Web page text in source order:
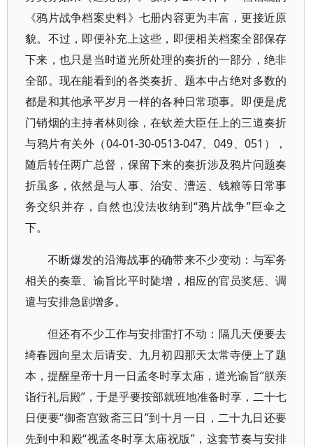
《鸦片战争档案史料》七册内容更为丰富，更接近原
貌。不过，即便补充上这些，即便相关档案全部保存
下来，也只是当时道光所处理的奏折的一部分，绝非
全部。现在能看到的各类奏折、题本中占绝对多数的
都是和其他承平岁月一样的各种日常琐事。即便是虎
门销烟的主持者林则徐，在钦差大臣任上的三道奏折
与鸦片有关外（04-01-30-0513-047、049、051），
随后转任两广总督，保留下来的奏折涉及鸦片问题奏
折虽多，依然是与人事、治安、漕运、钱粮等日常事
务交织并存，自然也没法收纳到“鸦片战争”巨伞之
下。
不断爆发的沿海战事的确带来不少变动：与军务
相关的奏章、谕旨比平时陡增，相应的官员奖惩、调
遣与安排急剧增多。
但还有不少工作与安排雷打不动：隔几天便要去
绮春园向皇太后请安、九月初四那天太常寺便上了题
本，提醒皇帝十月一日孟冬时享太庙，道光谕旨“朕亲
诣行礼后殿”，于是乎要按部就班地准备时享，二十七
日便要“御斋宫致斋三日”到十月一日，二十九日还要
先到中和殿“视孟冬时享太庙祝版”，这套节奏与安排